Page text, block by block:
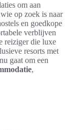
om aan
op zoek is naar
en goedkope
verblijven
reiziger die luxe
resorts met
gaat om een
,